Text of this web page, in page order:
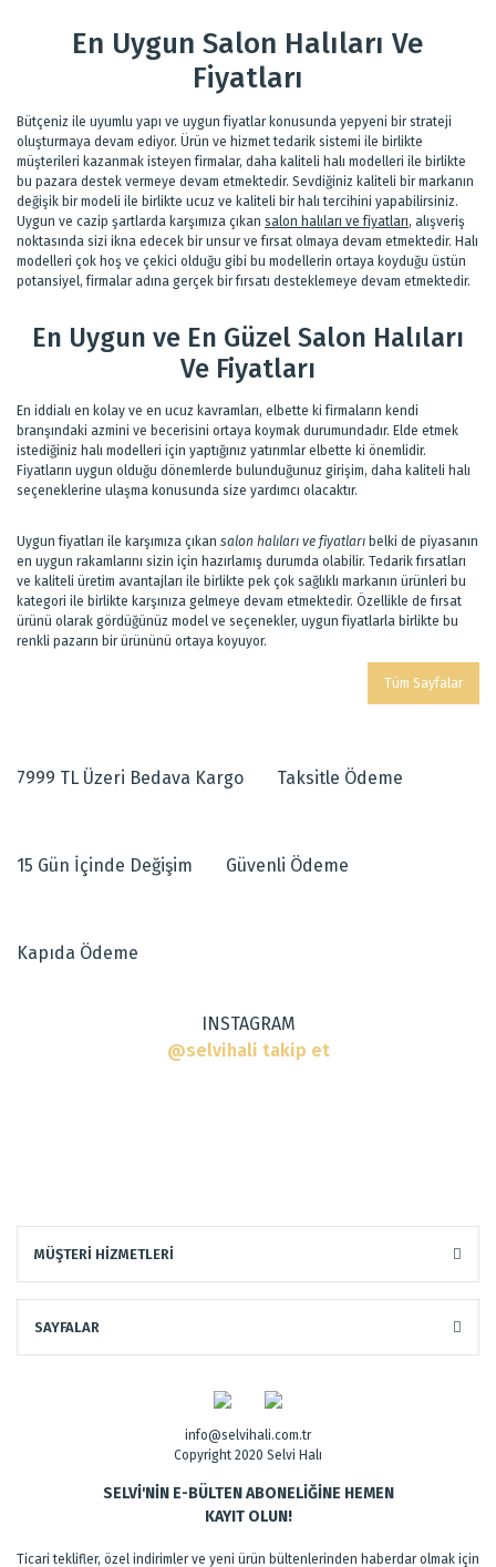
En Uygun Salon Halıları Ve
Fiyatları
Bütçeniz ile uyumlu yapı ve uygun fiyatlar konusunda yepyeni bir strateji
oluşturmaya devam ediyor. Ürün ve hizmet tedarik sistemi ile birlikte
müşterileri kazanmak isteyen firmalar, daha kaliteli halı modelleri ile birlikte
bu pazara destek vermeye devam etmektedir. Sevdiğiniz kaliteli bir markanın
değişik bir modeli ile birlikte ucuz ve kaliteli bir halı tercihini yapabilirsiniz.
Uygun ve cazip şartlarda karşımıza çıkan salon halıları ve fiyatları, alışveriş
noktasında sizi ikna edecek bir unsur ve fırsat olmaya devam etmektedir. Halı
modelleri çok hoş ve çekici olduğu gibi bu modellerin ortaya koyduğu üstün
potansiyel, firmalar adına gerçek bir fırsatı desteklemeye devam etmektedir.
En Uygun ve En Güzel Salon Halıları
Ve Fiyatları
En iddialı en kolay ve en ucuz kavramları, elbette ki firmaların kendi
branşındaki azmini ve becerisini ortaya koymak durumundadır. Elde etmek
istediğiniz halı modelleri için yaptığınız yatırımlar elbette ki önemlidir.
Fiyatların uygun olduğu dönemlerde bulunduğunuz girişim, daha kaliteli halı
seçeneklerine ulaşma konusunda size yardımcı olacaktır.
Uygun fiyatları ile karşımıza çıkan salon halıları ve fiyatları belki de piyasanın
en uygun rakamlarını sizin için hazırlamış durumda olabilir. Tedarik fırsatları
ve kaliteli üretim avantajları ile birlikte pek çok sağlıklı markanın ürünleri bu
kategori ile birlikte karşınıza gelmeye devam etmektedir. Özellikle de fırsat
ürünü olarak gördüğünüz model ve seçenekler, uygun fiyatlarla birlikte bu
renkli pazarın bir ürününü ortaya koyuyor.
Tüm Sayfalar
7999 TL Üzeri Bedava Kargo Taksitle Ödeme
15 Gün İçinde Değişim Güvenli Ödeme
Kapıda Ödeme
INSTAGRAM
@selvihali takip et
MÜŞTERİ HİZMETLERİ
SAYFALAR
info@selvihali.com.tr
Copyright 2020 Selvi Halı
SELVİ'NİN E-BÜLTEN ABONELİĞİNE HEMEN
KAYIT OLUN!
Ticari teklifler, özel indirimler ve yeni ürün bültenlerinden haberdar olmak için